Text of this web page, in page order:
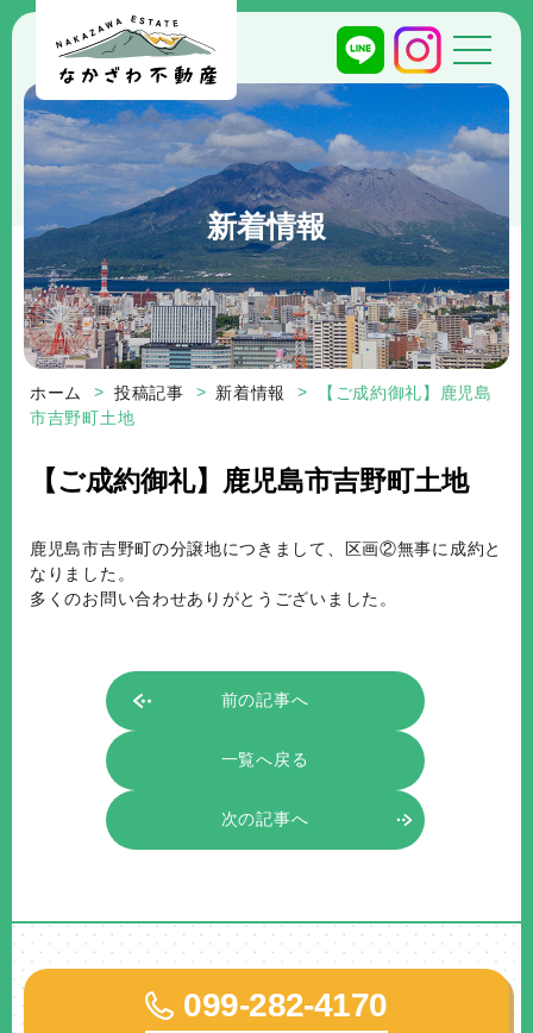
新着情報
ホーム 投稿記事 新着情報
【ご成約御礼】鹿児島
市吉野町土地
【ご成約御礼】鹿児島市吉野町土地
鹿児島市吉野町の分譲地につきまして、区画②無事に成約と
なりました。
多くのお問い合わせありがとうございました。
前の記事へ
一覧へ戻る
次の記事へ
099-282-4170